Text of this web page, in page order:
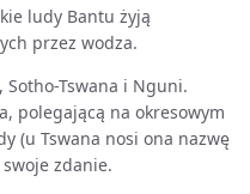
ludy Bantu żyją
przez wodza.
Tswana i Nguni.
polegającą na okresowym
(u Tswana nosi ona nazwę
zdanie.